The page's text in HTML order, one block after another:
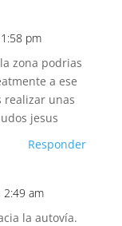
pm
zona podrias
a ese
realizar unas
jesus
Responder
2:49 am
la autovía.